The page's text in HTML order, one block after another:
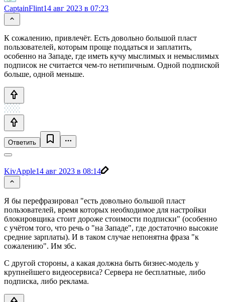
CaptainFlint14 авг 2023 в 07:23
К сожалению, привлечёт. Есть довольно большой пласт
пользователей, которым проще поддаться и заплатить,
особенно на Западе, где иметь кучу мыслимых и немыслимых
подписок не считается чем-то нетипичным. Одной подпиской
больше, одной меньше.
Ответить
KivApple14 авг 2023 в 08:14
Я бы перефразировал "есть довольно большой пласт
пользователей, время которых необходимое для настройки
блокировщика стоит дороже стоимости подписки" (особенно
с учётом того, что речь о "на Западе", где достаточно высокие
средние зарплаты). И в таком случае непонятна фраза "к
сожалению". Им збс.
С другой стороны, а какая должна быть бизнес-модель у
крупнейшего видеосервиса? Сервера не бесплатные, либо
подписка, либо реклама.